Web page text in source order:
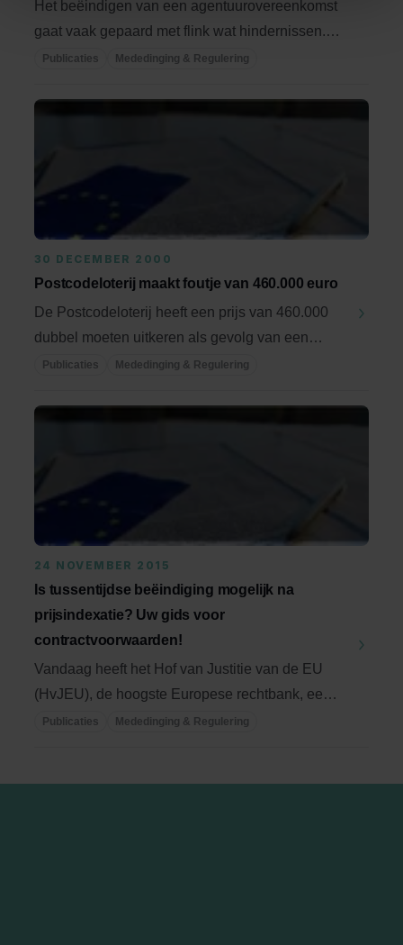
Het beëindigen van een agentuurovereenkomst
gaat vaak gepaard met flink wat hindernissen.
Zeker ...
Publicaties Mededinging & Regulering
30 DECEMBER 2000
Postcodeloterij maakt foutje van 460.000 euro
De Postcodeloterij heeft een prijs van 460.000
dubbel moeten uitkeren als gevolg van een
blunder. ...
Publicaties Mededinging & Regulering
24 NOVEMBER 2015
Is tussentijdse beëindiging mogelijk na
prijsindexatie? Uw gids voor
contractvoorwaarden!
Vandaag heeft het Hof van Justitie van de EU
(HvJEU), de hoogste Europese rechtbank, een
boeiend ...
Publicaties Mededinging & Regulering